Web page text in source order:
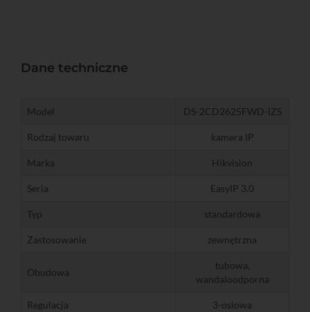
Dane techniczne
Model DS-2CD2625FWD-IZS
Rodzaj towaru kamera IP
Marka Hikvision
Seria EasyIP 3.0
Typ standardowa
Zastosowanie zewnętrzna
Obudowa
tubowa,
wandaloodporna
Regulacja 3-osiowa